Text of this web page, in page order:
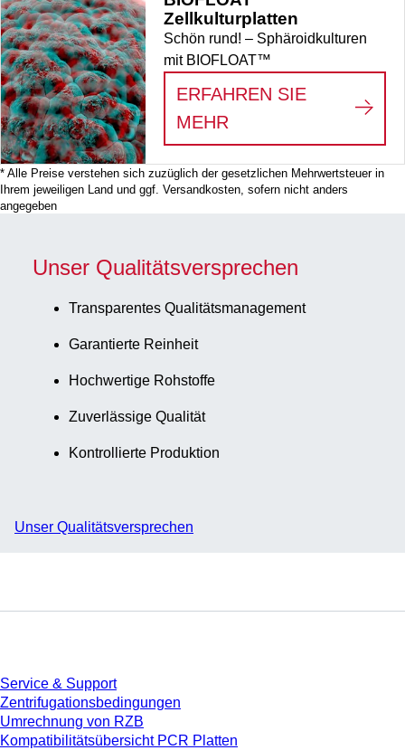
Zellkulturplatten
Schön rund! – Sphäroidkulturen
mit BIOFLOAT™
ERFAHREN SIE
MEHR
3D-
* Alle Preise verstehen sich zuzüglich der gesetzlichen Mehrwertsteuer in
Ihrem jeweiligen Land und ggf. Versandkosten, sofern nicht anders
angegeben
Unser Qualitätsversprechen
Transparentes Qualitätsmanagement
Garantierte Reinheit
Hochwertige Rohstoffe
Zuverlässige Qualität
Kontrollierte Produktion
Unser Qualitätsversprechen
Service & Support
Zentrifugationsbedingungen
Umrechnung von RZB
Kompatibilitätsübersicht PCR Platten